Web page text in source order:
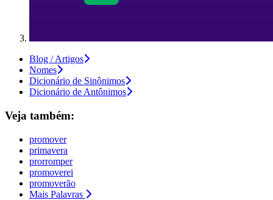
Blog / Artigos
Nomes
Dicionário de Sinônimos
Dicionário de Antônimos
Veja também:
promover
primavera
prorromper
promoverei
promoverão
Mais Palavras